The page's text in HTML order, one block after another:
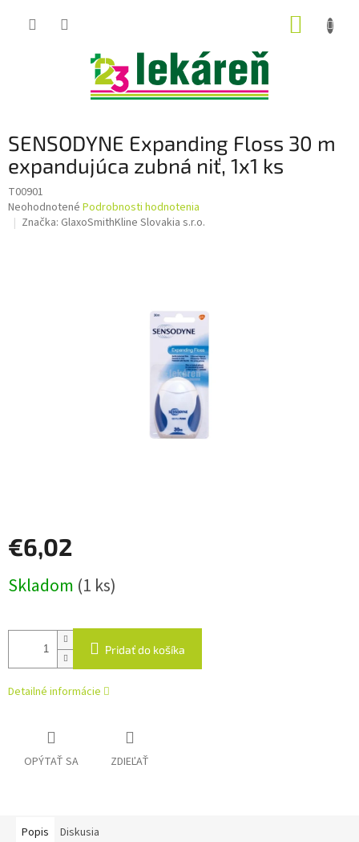
SENSODYNE Expanding Floss 30 m
expandujúca zubná niť, 1x1 ks
T00901
Priemerné
hodnotenie
Neohodnotené Podrobnosti hodnotenia
Značka: GlaxoSmithKline Slovakia s.r.o.
€6,02
cena:
Skladom (1 ks)
Pridať do košíka
Detailné informácie
OPÝTAŤ SA ZDIEĽAŤ
Popis Diskusia